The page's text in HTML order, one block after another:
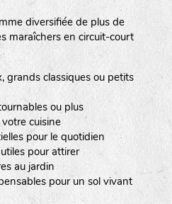
diversifiée de plus de
maraîchers en circuit-court
grands classiques ou petits
ou plus
cuisine
pour le quotidien
pour attirer
au jardin
pour un sol vivant